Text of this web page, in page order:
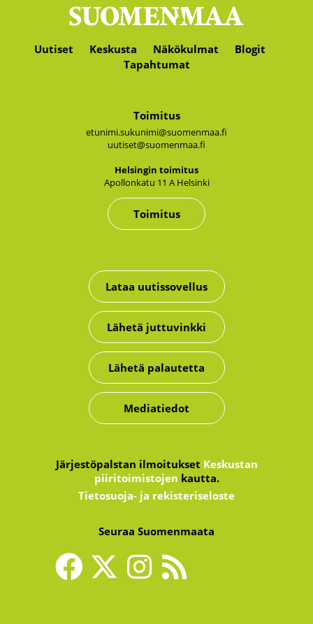
Uutiset Keskusta Näkökulmat
Blogit
Tapahtumat
Toimitus
etunimi.sukunimi@suomenmaa.fi
uutiset@suomenmaa.fi
Hel­sin­gin toi­mi­tus
Apol­lon­ka­tu 11 A Hel­sin­ki
Toimitus
Lataa uutissovellus
Lähetä juttuvinkki
Lähetä palautetta
Mediatiedot
Järjestöpalstan ilmoitukset Keskustan
piiritoimistojen kautta.
Tietosuoja- ja rekisteriseloste
Seuraa Suomenmaata